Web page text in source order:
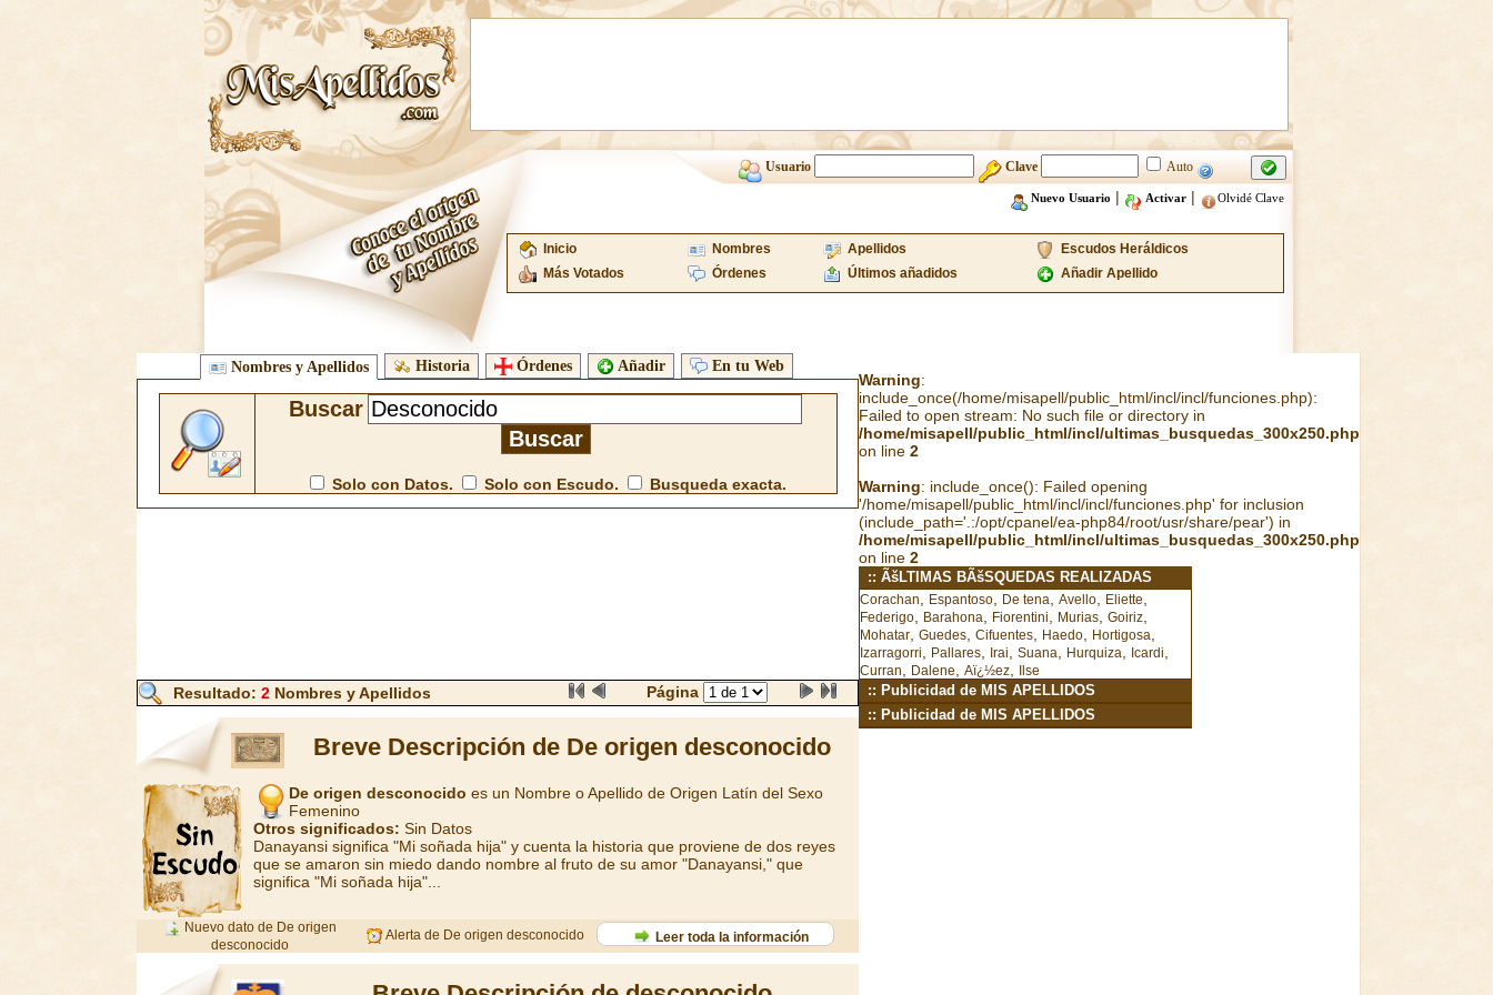
Usuario Clave Auto
Nuevo Usuario | Activar| Olvidé Clave
Inicio Nombres Apellidos
Escudos Heráldicos
Más Votados
Órdenes Últimos añadidos Añadir Apellido
Nombres y Apellidos Historia Órdenes Añadir En tu Web
Buscar
Solo con Datos. Solo con Escudo. Busqueda exacta.
Warning:
include_once(/home/misapell/public_html/incl/incl/funciones.php):
Failed to open stream: No such file or directory in
/home/misapell/public_html/incl/ultimas_busquedas_300x250.php
on line 2
Warning: include_once(): Failed opening
'/home/misapell/public_html/incl/incl/funciones.php' for inclusion
(include_path='.:/opt/cpanel/ea-php84/root/usr/share/pear') in
/home/misapell/public_html/incl/ultimas_busquedas_300x250.php
on line 2
:: ÃšLTIMAS BÃšSQUEDAS REALIZADAS
Corachan Espantoso De tena Avello Eliette
Federigo Barahona Fiorentini Murias Goiriz
Mohatar Guedes Cifuentes Haedo Hortigosa
Izarragorri Pallares Irai Suana Hurquiza Icardi
Curran Dalene Aï¿½ez Ilse
Resultado: 2 Nombres y Apellidos Página
Breve Descripción de De origen desconocido
De origen desconocido es un Nombre o Apellido de Origen Latín del Sexo
Femenino
Otros significados: Sin Datos
Danayansi significa "Mi soñada hija" y cuenta la historia que proviene de dos reyes
que se amaron sin miedo dando nombre al fruto de su amor "Danayansi," que
significa "Mi soñada hija"...
Nuevo dato de De origen
desconocido
Alerta de De origen desconocido Leer toda la información
:: Publicidad de MIS APELLIDOS
:: Publicidad de MIS APELLIDOS